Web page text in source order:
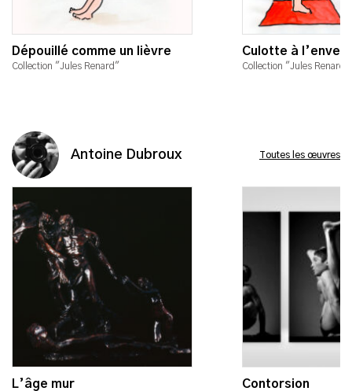
Dépouillé comme un lièvre
Collection "Jules Renard"
Culotte à l’envers
Collection "Jules Renard"
Antoine Dubroux Toutes les œuvres
L’âge mur Contorsion